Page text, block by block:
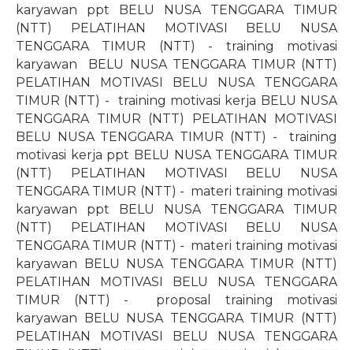
karyawan ppt BELU NUSA TENGGARA TIMUR
(NTT) PELATIHAN MOTIVASI BELU NUSA
TENGGARA TIMUR (NTT) - training motivasi
karyawan
BELU NUSA TENGGARA TIMUR (NTT)
PELATIHAN MOTIVASI BELU NUSA TENGGARA
TIMUR (NTT) -
training motivasi kerja BELU NUSA
TENGGARA TIMUR (NTT) PELATIHAN MOTIVASI
BELU NUSA TENGGARA TIMUR (NTT) -
training
motivasi kerja ppt BELU NUSA TENGGARA TIMUR
(NTT) PELATIHAN MOTIVASI BELU NUSA
TENGGARA TIMUR (NTT) - materi training motivasi
karyawan ppt BELU NUSA TENGGARA TIMUR
(NTT) PELATIHAN MOTIVASI BELU NUSA
TENGGARA TIMUR (NTT) - materi training motivasi
karyawan BELU NUSA TENGGARA TIMUR (NTT)
PELATIHAN MOTIVASI BELU NUSA TENGGARA
TIMUR (NTT) -
proposal training motivasi
karyawan BELU NUSA TENGGARA TIMUR (NTT)
PELATIHAN MOTIVASI BELU NUSA TENGGARA